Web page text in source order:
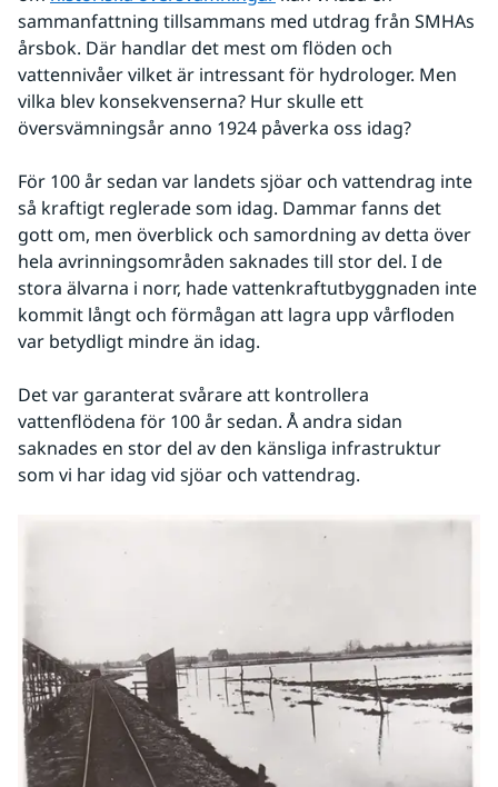
sammanfattning tillsammans med utdrag från SMHAs
årsbok. Där handlar det mest om flöden och
vattennivåer vilket är intressant för hydrologer. Men
vilka blev konsekvenserna? Hur skulle ett
översvämningsår anno 1924 påverka oss idag?
För 100 år sedan var landets sjöar och vattendrag inte
så kraftigt reglerade som idag. Dammar fanns det
gott om, men överblick och samordning av detta över
hela avrinningsområden saknades till stor del. I de
stora älvarna i norr, hade vattenkraftutbyggnaden inte
kommit långt och förmågan att lagra upp vårfloden
var betydligt mindre än idag.
Det var garanterat svårare att kontrollera
vattenflödena för 100 år sedan. Å andra sidan
saknades en stor del av den känsliga infrastruktur
som vi har idag vid sjöar och vattendrag.